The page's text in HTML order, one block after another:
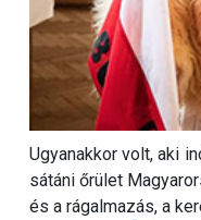
Ugyanakkor volt, aki
sátáni őrület
és a rágalmazás, a